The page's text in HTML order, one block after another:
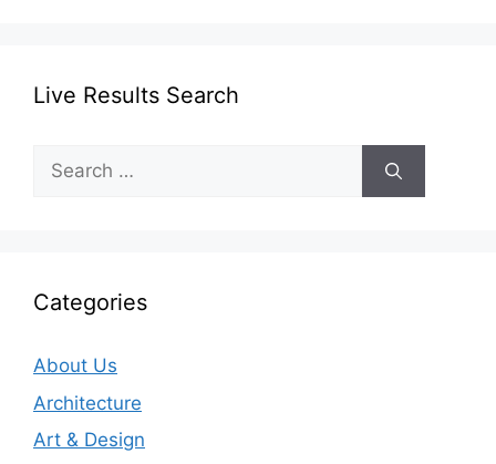
Live Results Search
Search
for:
Categories
About Us
Architecture
Art & Design